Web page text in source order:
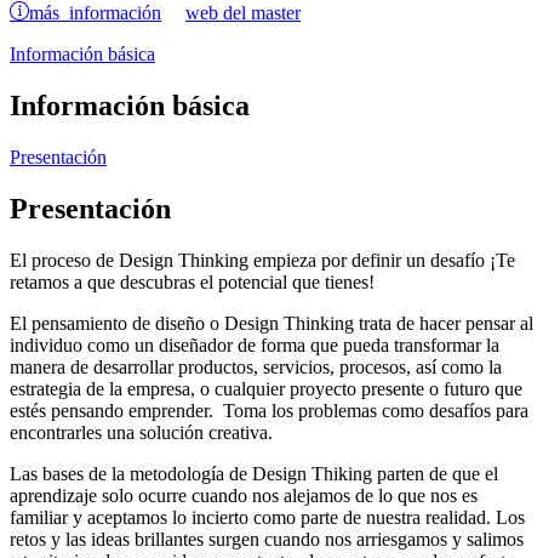
más información
web del master
Información básica
Información básica
Presentación
Presentación
El proceso de Design Thinking empieza por definir un desafío ¡Te
retamos a que descubras el potencial que tienes!
El pensamiento de diseño o Design Thinking trata de hacer pensar al
individuo como un diseñador de forma que pueda transformar la
manera de desarrollar productos, servicios, procesos, así como la
estrategia de la empresa, o cualquier proyecto presente o futuro que
estés pensando emprender. Toma los problemas como desafíos para
encontrarles una solución creativa.
Las bases de la metodología de Design Thiking parten de que el
aprendizaje solo ocurre cuando nos alejamos de lo que nos es
familiar y aceptamos lo incierto como parte de nuestra realidad. Los
retos y las ideas brillantes surgen cuando nos arriesgamos y salimos